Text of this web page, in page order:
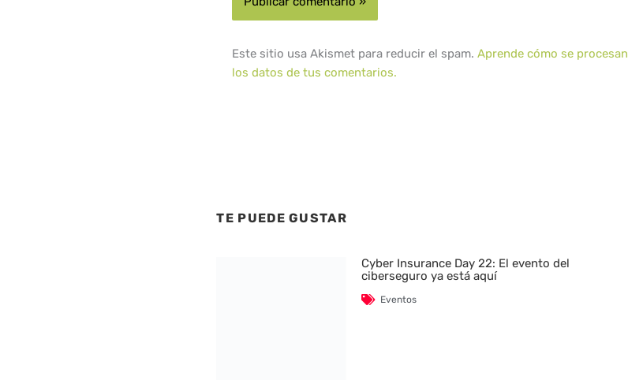
Este sitio usa Akismet para reducir el spam.Aprende cómo se procesan
los datos de tus comentarios.
TE PUEDE GUSTAR
Cyber Insurance Day 22: El evento del
ciberseguro ya está aquí
Eventos